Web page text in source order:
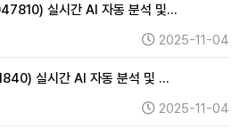
실시간 AI 자동 분석 및…
2025-11-04
실시간 AI 자동 분석 및 …
2025-11-04